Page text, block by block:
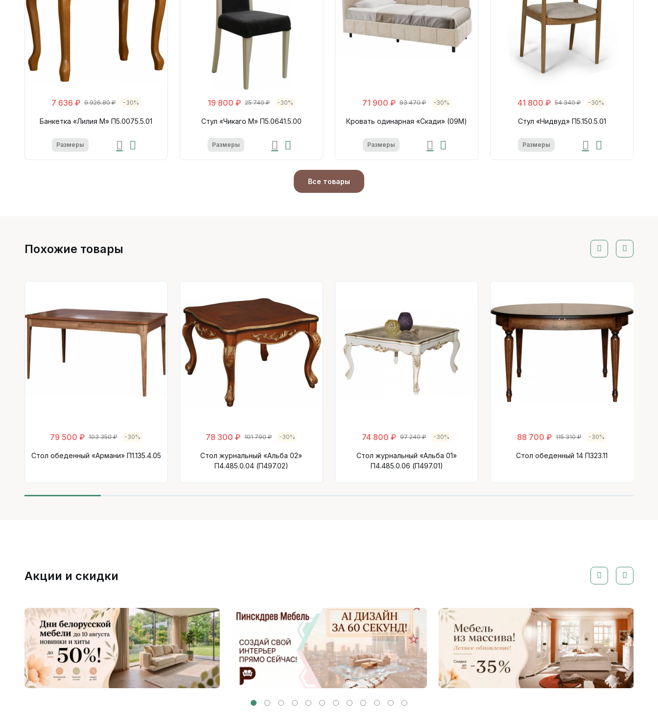
7 636 ₽ 9 926.80 ₽ -30%
Банкетка «Лилия М» П5.0075.5.01
Размеры
19 800 ₽ 25 740 ₽ -30%
Стул «Чикаго М» П5.0641.5.00
Размеры
71 900 ₽ 93 470 ₽ -30%
Кровать одинарная «Скади» (09M)
Размеры
41 800 ₽ 54 340 ₽ -30%
Стул «Нидвуд» П5.150.5.01
Размеры
Все товары
Похожие товары
79 500 ₽ 103 350 ₽ -30%
Стол обеденный «Армани» П1.135.4.05
78 300 ₽ 101 790 ₽ -30%
Стол журнальный «Альба 02»
П4.485.0.04 (П497.02)
74 800 ₽ 97 240 ₽ -30%
Стол журнальный «Альба 01»
П4.485.0.06 (П497.01)
88 700 ₽ 115 310 ₽ -30%
Стол обеденный 14 П323.11
Акции и скидки